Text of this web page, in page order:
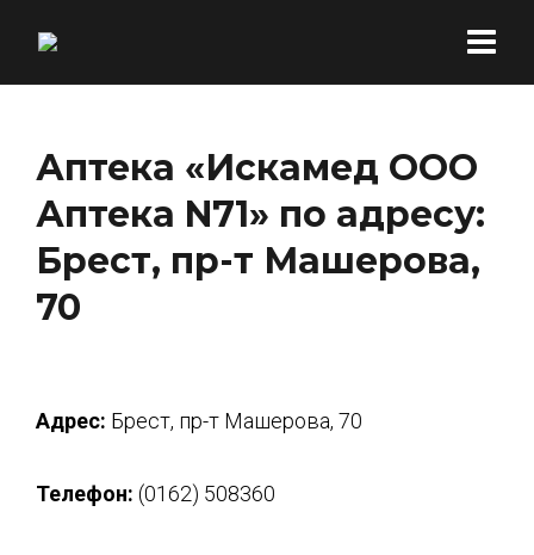
Аптека «Искамед ООО
Аптека N71» по адресу:
Брест, пр-т Машерова,
70
Адрес: Брест, пр-т Машерова, 70
Телефон: (0162) 508360